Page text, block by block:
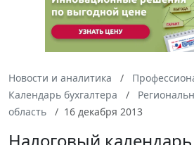
Новости и аналитика
Календарь бухгалтера
область
16 декабря 2013
Налоговый